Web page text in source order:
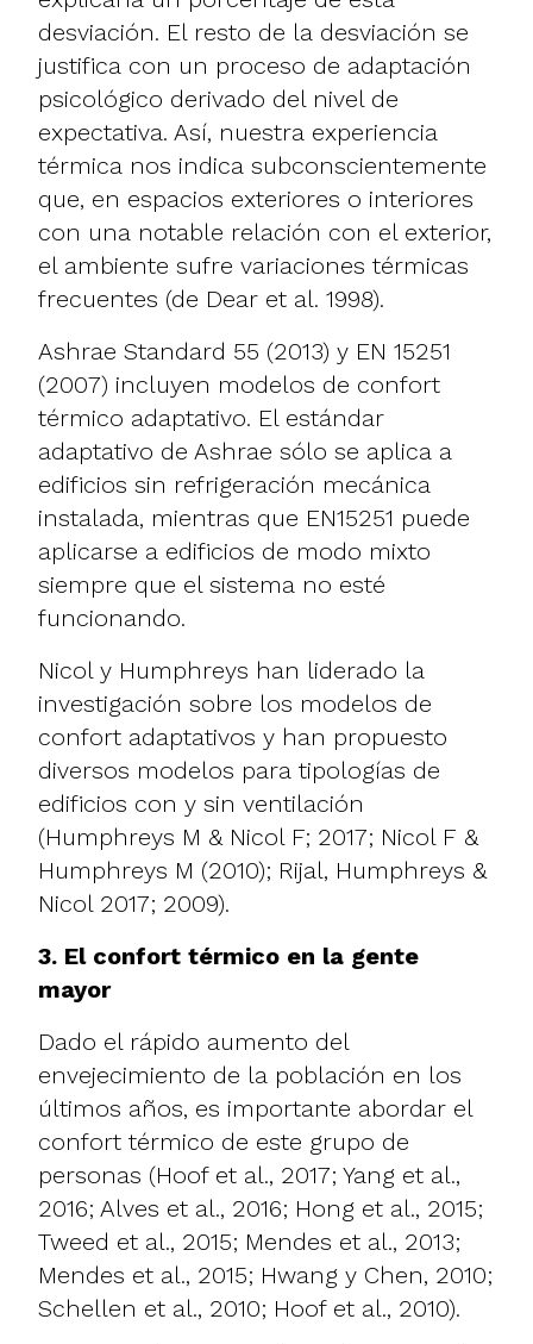
desviación. El resto de la desviación se
justifica con un proceso de adaptación
psicológico derivado del nivel de
expectativa. Así, nuestra experiencia
térmica nos indica subconscientemente
que, en espacios exteriores o interiores
con una notable relación con el exterior,
el ambiente sufre variaciones térmicas
frecuentes (de Dear et al. 1998).
Ashrae Standard 55 (2013) y EN 15251
(2007) incluyen modelos de confort
térmico adaptativo. El estándar
adaptativo de Ashrae sólo se aplica a
edificios sin refrigeración mecánica
instalada, mientras que EN15251 puede
aplicarse a edificios de modo mixto
siempre que el sistema no esté
funcionando.
Nicol y Humphreys han liderado la
investigación sobre los modelos de
confort adaptativos y han propuesto
diversos modelos para tipologías de
edificios con y sin ventilación
(Humphreys M & Nicol F; 2017; Nicol F &
Humphreys M (2010); Rijal, Humphreys &
Nicol 2017; 2009).
3. El confort térmico en la gente
mayor
Dado el rápido aumento del
envejecimiento de la población en los
últimos años, es importante abordar el
confort térmico de este grupo de
personas (Hoof et al., 2017; Yang et al.,
2016; Alves et al., 2016; Hong et al., 2015;
Tweed et al., 2015; Mendes et al., 2013;
Mendes et al., 2015; Hwang y Chen, 2010;
Schellen et al., 2010; Hoof et al., 2010).